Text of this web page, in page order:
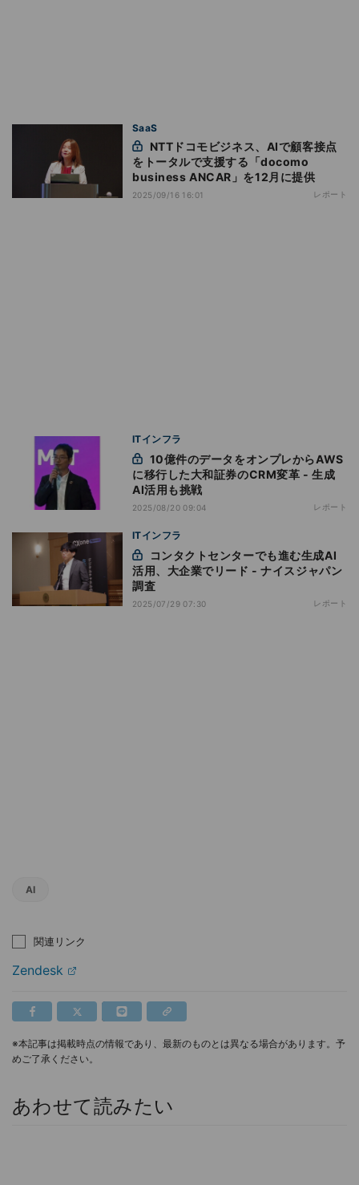
SaaS
をトータルで支援する「docomo
business ANCAR」を12月に提供
2025/09/16 16:01 レポート
ITインフラ
に移行した大和証券のCRM変革 - 生成
AI活用も挑戦
2025/08/20 09:04 レポート
ITインフラ
活用、大企業でリード - ナイスジャパン
調査
2025/07/29 07:30 レポート
AI
関連リンク
Zendesk
※本記事は掲載時点の情報であり、最新のものとは異なる場合があります。予
めご了承ください。
あわせて読みたい